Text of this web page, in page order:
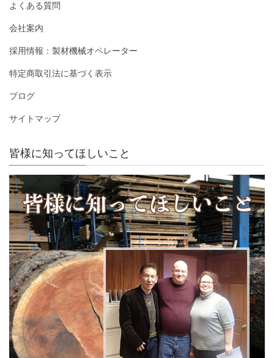
よくある質問
会社案内
採用情報：製材機械オペレーター
特定商取引法に基づく表示
ブログ
サイトマップ
皆様に知ってほしいこと